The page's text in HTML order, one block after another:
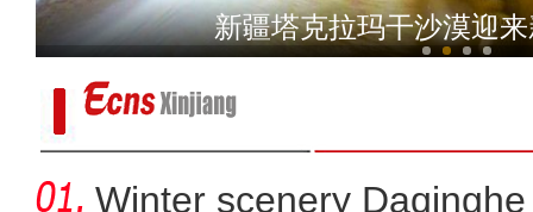
新疆：2024年首匹汗
新疆塔克拉玛干沙漠迎
Winter scenery